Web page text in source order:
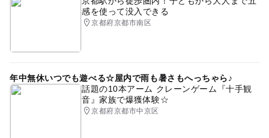
感を使って没入できる
京都府京都市南区
年中無休いつでも遊べる☆屋内で雨も暑さもへっちゃら♪
話題の10本アーム クレーンゲーム『十手観
音』家族で爆獲体験☆
京都府京都市中京区